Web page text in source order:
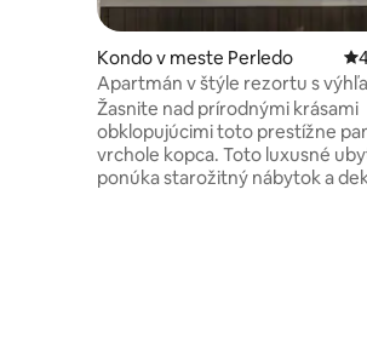
Kondo v meste Perledo
Apartmán v štýle rezortu s
jazero
Žasnite nad prírodnými krásami
obklopujúcimi toto prestížne
vrchole kopca. Toto luxusné
ponúka starožitný nábytok a